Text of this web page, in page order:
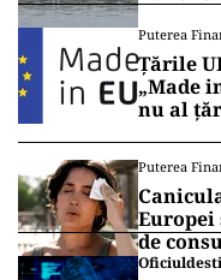
Puterea
Țările
„Made
nu al
Puterea
de